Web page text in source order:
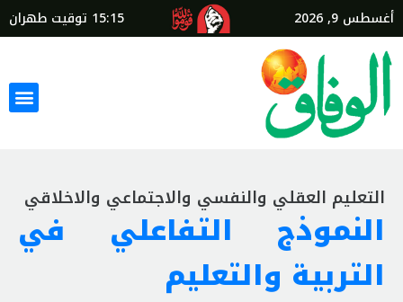
أغسطس 9, 2026 15:15 توقيت طهران
التعليم العقلي والنفسي والاجتماعي والاخلاقي
النموذج التفاعلي في
التربية والتعليم